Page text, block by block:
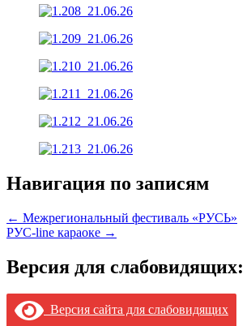
Навигация по записям
← Межрегиональный фестиваль «РУСЬ»
РУС-line караоке →
Версия для слабовидящих:
Версия сайта для слабовидящих